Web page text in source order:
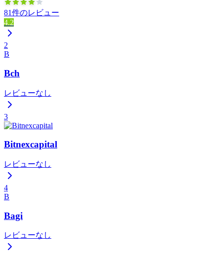
81件のレビュー
4.2
2
B
Bch
レビューなし
3
Bitnexcapital
レビューなし
4
B
Bagi
レビューなし